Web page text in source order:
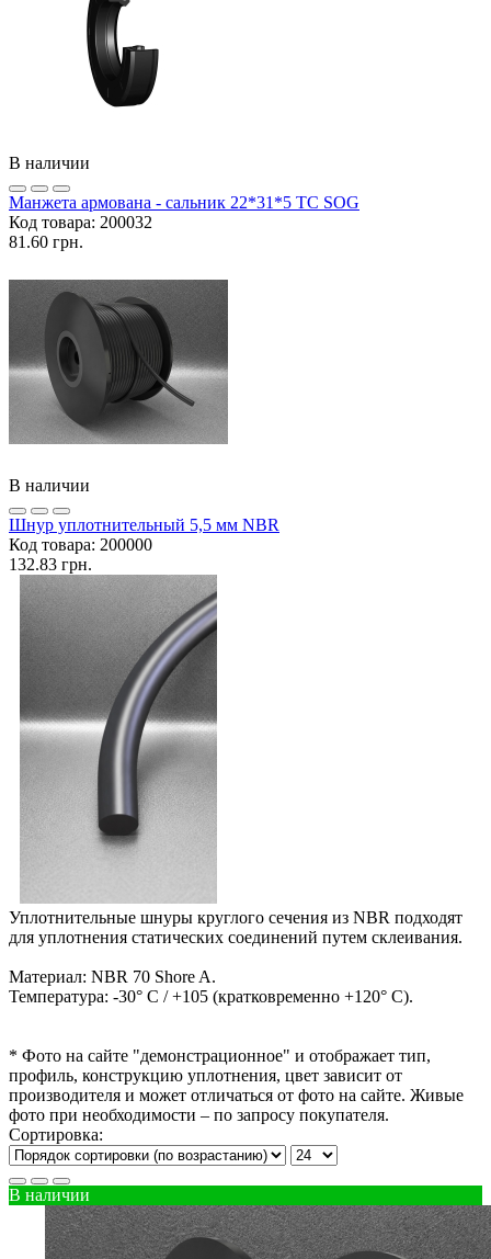
В наличии
Манжета армована - сальник 22*31*5 TC SOG
Код товара: 200032
81.60 грн.
В наличии
Шнур уплотнительный 5,5 мм NBR
Код товара: 200000
132.83 грн.
Уплотнительные шнуры круглого сечения из NBR подходят
для уплотнения статических соединений путем склеивания.
Материал: NBR 70 Shore A.
Температура: -30° C / +105 (кратковременно +120° C).
* Фото на сайте "демонстрационное" и отображает тип,
профиль, конструкцию уплотнения, цвет зависит от
производителя и может отличаться от фото на сайте. Живые
фото при необходимости – по запросу покупателя.
Сортировка:
В наличии